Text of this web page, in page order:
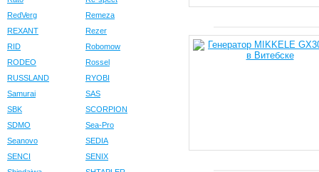
RedVerg
Remeza
REXANT
Rezer
RID
Robomow
RODEO
Rossel
RUSSLAND
RYOBI
Samurai
SAS
SBK
SCORPION
SDMO
Sea-Pro
Seanovo
SEDIA
SENCI
SENIX